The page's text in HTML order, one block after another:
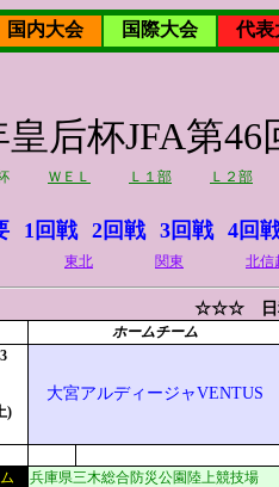
国内大会 国際大会
代表
皇后杯JFA第
ＷＥＬ Ｌ１部 Ｌ２部
1回戦 2回戦 3回戦 4回
東北 関東 北信
☆☆☆ 日
ホームチーム
)
大宮アルディージャVENTUS
兵庫県三木総合防災公園陸上競技場